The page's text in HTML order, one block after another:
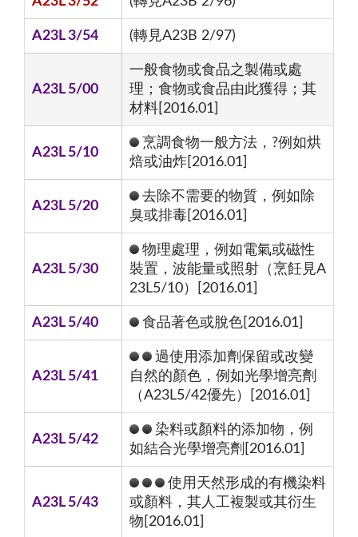
A23L 3/54 (轉見A23B 2/97)
A23L 5/00
一般食物或食品之製備或處
理；食物或食品由此獲得；其
材料[2016.01]
A23L 5/10
烹調食物一般方法，?例如烘
焙或油炸[2016.01]
A23L 5/20
去除不需要的物質，例如除
臭或排毒[2016.01]
A23L 5/30
物理處理，例如電氣或磁性
裝置，波能量或照射（烹飪見A
23L5/10）[2016.01]
A23L 5/40 食品著色或脫色[2016.01]
A23L 5/41
過使用添加劑保留或改變
自然的顏色，例如光學增亮劑
（A23L5/42優先）[2016.01]
A23L 5/42
染料或顏料的添加物，例
如結合光學增亮劑[2016.01]
A23L 5/43
使用天然形成的有機染料
或顏料，其人工複製或其衍生
物[2016.01]